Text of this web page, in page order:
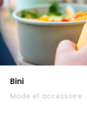
Bini
Mode et accessoire